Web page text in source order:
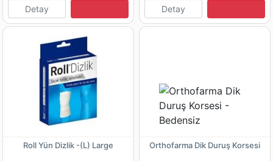
Detay Detay
Roll Yün Dizlik -(L) Large Orthofarma Dik Duruş Korsesi